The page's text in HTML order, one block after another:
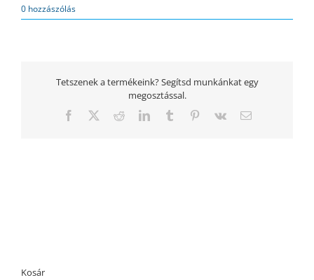
0 hozzászólás
Tetszenek a termékeink? Segítsd munkánkat egy
megosztással.
Facebook
TwitterRedditLinkedInTumblr Pinterest
Vk Email:
Kosár